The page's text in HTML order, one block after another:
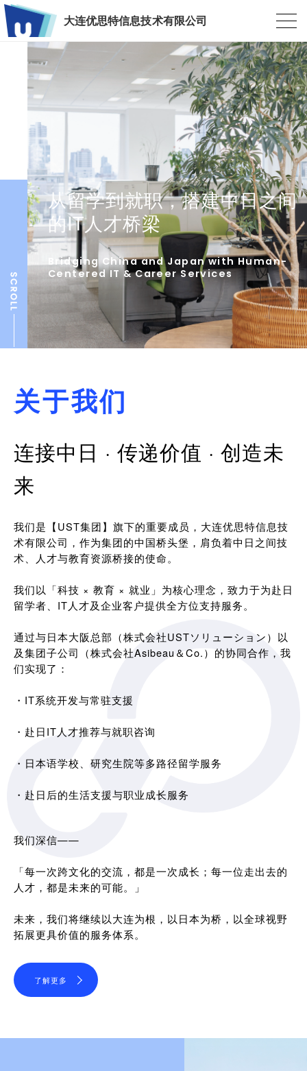
大连优思特信息技术有限公司
从留学到就职，搭建中日之间
的IT人才桥梁
Bridging China and Japan with Human-
Centered IT & Career Services
关于我们
连接中日 · 传递价值 · 创造未
来
我们是【UST集团】旗下的重要成员，大连优思特信息技
术有限公司，作为集团的中国桥头堡，肩负着中日之间技
术、人才与教育资源桥接的使命。
我们以「科技 × 教育 × 就业」为核心理念，致力于为赴日
留学者、IT人才及企业客户提供全方位支持服务。
通过与日本大阪总部（株式会社USTソリューション）以
及集团子公司（株式会社Asibeau＆Co.）的协同合作，我
们实现了：
・IT系统开发与常驻支援
・赴日IT人才推荐与就职咨询
・日本语学校、研究生院等多路径留学服务
・赴日后的生活支援与职业成长服务
我们深信——
「每一次跨文化的交流，都是一次成长；每一位走出去的
人才，都是未来的可能。」
未来，我们将继续以大连为根，以日本为桥，以全球视野
拓展更具价值的服务体系。
了解更多